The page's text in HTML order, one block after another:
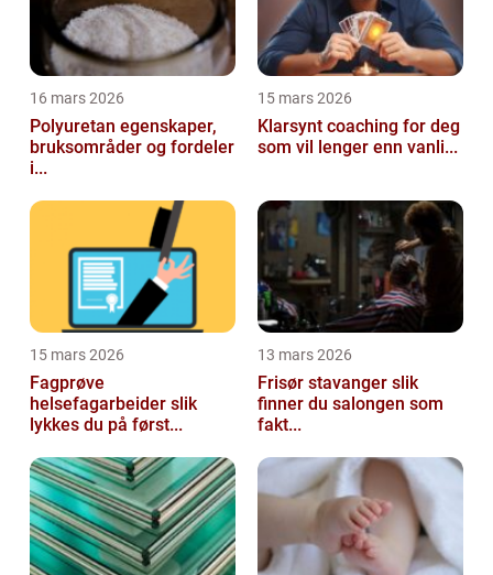
16 mars 2026
Polyuretan egenskaper,
bruksområder og fordeler
i...
15 mars 2026
Klarsynt coaching for deg
som vil lenger enn vanli...
15 mars 2026
Fagprøve
helsefagarbeider slik
lykkes du på først...
13 mars 2026
Frisør stavanger slik
finner du salongen som
fakt...